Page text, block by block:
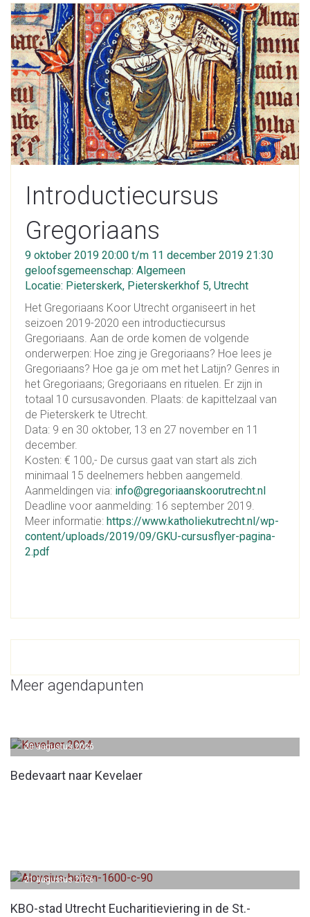
Introductiecursus
Gregoriaans
9 oktober 2019 20:00 t/m 11 december 2019 21:30
geloofsgemeenschap: Algemeen
Locatie: Pieterskerk, Pieterskerkhof 5, Utrecht
Het Gregoriaans Koor Utrecht organiseert in het
seizoen 2019-2020 een introductiecursus
Gregoriaans. Aan de orde komen de volgende
onderwerpen: Hoe zing je Gregoriaans? Hoe lees je
Gregoriaans? Hoe ga je om met het Latijn? Genres in
het Gregoriaans; Gregoriaans en rituelen. Er zijn in
totaal 10 cursusavonden. Plaats: de kapittelzaal van
de Pieterskerk te Utrecht.
Data: 9 en 30 oktober, 13 en 27 november en 11
december.
Kosten: € 100,- De cursus gaat van start als zich
minimaal 15 deelnemers hebben aangemeld.
Aanmeldingen via: info@gregoriaanskoorutrecht.nl
Deadline voor aanmelding: 16 september 2019.
Meer informatie: https://www.katholiekutrecht.nl/wp-
content/uploads/2019/09/GKU-cursusflyer-pagina-
2.pdf
Meer agendapunten
Bedevaart naar Kevelaer
20 augustus 2026
KBO-stad Utrecht Eucharitieviering in de St.-
21 augustus 2026